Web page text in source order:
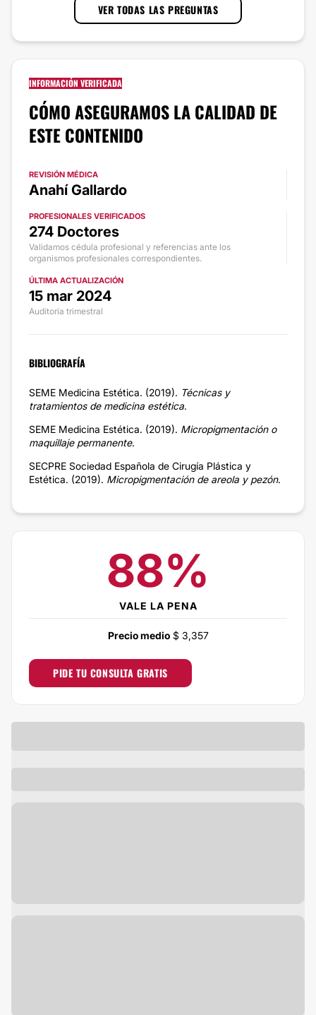
VER TODAS LAS PREGUNTAS
INFORMACIÓN VERIFICADA
CÓMO ASEGURAMOS LA CALIDAD DE
ESTE CONTENIDO
REVISIÓN MÉDICA
Anahí Gallardo
PROFESIONALES VERIFICADOS
274 Doctores
Validamos cédula profesional y referencias ante los
organismos profesionales correspondientes.
ÚLTIMA ACTUALIZACIÓN
15 mar 2024
Auditoría trimestral
BIBLIOGRAFÍA
SEME Medicina Estética. (2019). Técnicas y
tratamientos de medicina estética.
SEME Medicina Estética. (2019). Micropigmentación o
maquillaje permanente.
SECPRE Sociedad Española de Cirugía Plástica y
Estética. (2019). Micropigmentación de areola y pezón.
88%
VALE LA PENA
Precio medio$ 3,357
PIDE TU CONSULTA GRATIS